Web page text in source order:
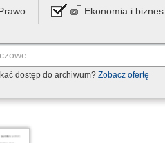
Ekonomia i biznes
dostęp do archiwum? Zobacz ofertę